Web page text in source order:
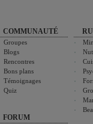
COMMUNAUTÉ
Groupes
Blogs
Rencontres
Bons plans
Témoignages
Quiz
FORUM